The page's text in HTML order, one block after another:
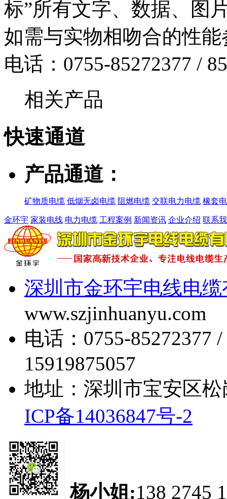
标”所有文字、数据、图
如需与实物相吻合的性
电话：0755-85272377 /
相关产品
快速通道
产品通道：
矿物质电缆 低烟无卤电缆 阻燃电缆 交联电力电缆 橡套
金环宇 家装电线 电力电缆 工程案例 新闻资讯 企业介绍 联系
深圳市金环宇电线电
www.szjinhuanyu.com
电话：0755-85272377
15919875057
地址：深圳市宝安区
ICP备14036847号-2
杨小姐:138 2745